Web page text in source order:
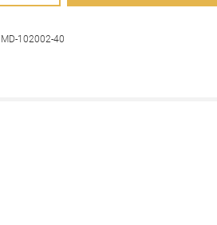
MD-102002-40